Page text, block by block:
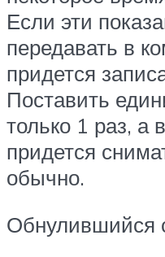
Если эти
передавать в
придется
Поставить
только 1 раз,
придется
обычно.
Обнулившийся